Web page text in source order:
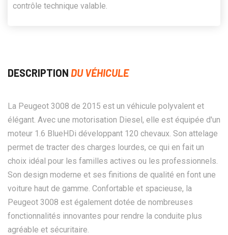
contrôle technique valable.
DESCRIPTION DU VÉHICULE
La Peugeot 3008 de 2015 est un véhicule polyvalent et
élégant. Avec une motorisation Diesel, elle est équipée d'un
moteur 1.6 BlueHDi développant 120 chevaux. Son attelage
permet de tracter des charges lourdes, ce qui en fait un
choix idéal pour les familles actives ou les professionnels.
Son design moderne et ses finitions de qualité en font une
voiture haut de gamme. Confortable et spacieuse, la
Peugeot 3008 est également dotée de nombreuses
fonctionnalités innovantes pour rendre la conduite plus
agréable et sécuritaire.